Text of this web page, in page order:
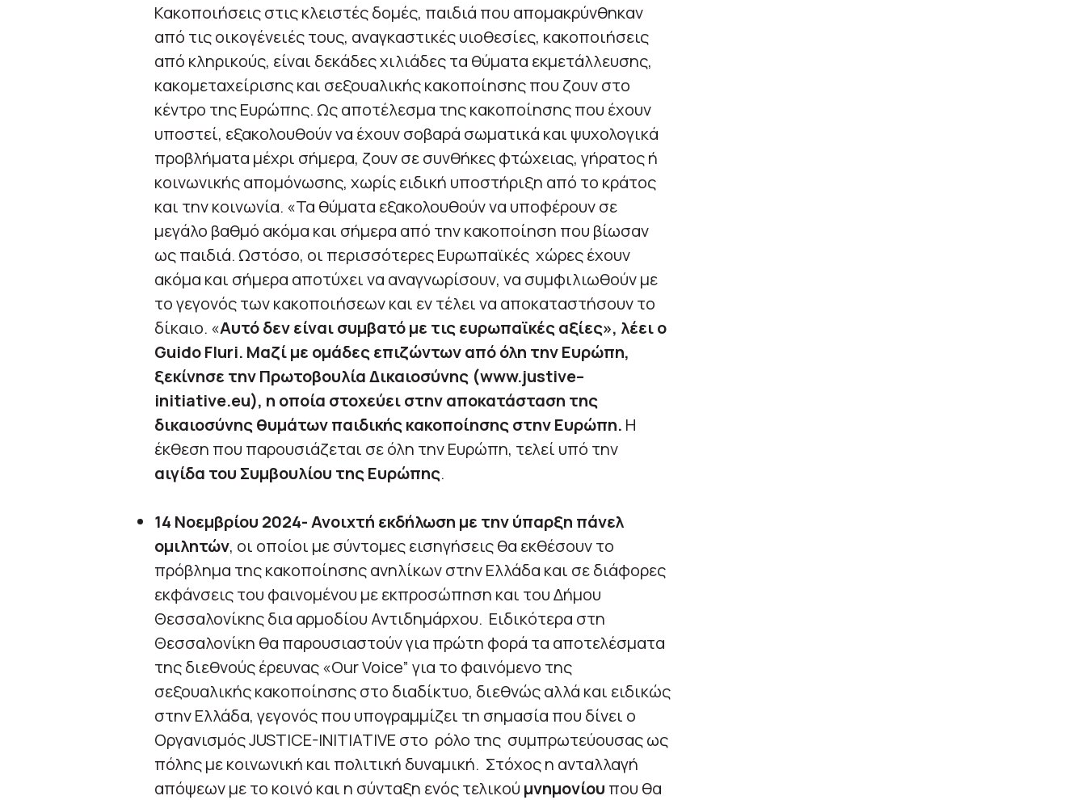
Κακοποιήσεις στις κλειστές δομές, παιδιά που απομακρύνθηκαν
από τις οικογένειές τους, αναγκαστικές υιοθεσίες, κακοποιήσεις
από κληρικούς, είναι δεκάδες χιλιάδες τα θύματα εκμετάλλευσης,
κακομεταχείρισης και σεξουαλικής κακοποίησης που ζουν στο
κέντρο της Ευρώπης. Ως αποτέλεσμα της κακοποίησης που έχουν
υποστεί, εξακολουθούν να έχουν σοβαρά σωματικά και ψυχολογικά
προβλήματα μέχρι σήμερα, ζουν σε συνθήκες φτώχειας, γήρατος ή
κοινωνικής απομόνωσης, χωρίς ειδική υποστήριξη από το κράτος
και την κοινωνία. «Τα θύματα εξακολουθούν να υποφέρουν σε
μεγάλο βαθμό ακόμα και σήμερα από την κακοποίηση που βίωσαν
ως παιδιά. Ωστόσο, οι περισσότερες Ευρωπαϊκές χώρες έχουν
ακόμα και σήμερα αποτύχει να αναγνωρίσουν, να συμφιλιωθούν με
το γεγονός των κακοποιήσεων και εν τέλει να αποκαταστήσουν το
δίκαιο. «Αυτό δεν είναι συμβατό με τις ευρωπαϊκές αξίες», λέει ο
Guido Fluri. Μαζί με ομάδες επιζώντων από όλη την Ευρώπη,
ξεκίνησε την Πρωτοβουλία Δικαιοσύνης (www.justive–
initiative.eu), η οποία στοχεύει στην αποκατάσταση της
δικαιοσύνης θυμάτων παιδικής κακοποίησης στην Ευρώπη. Η
έκθεση που παρουσιάζεται σε όλη την Ευρώπη, τελεί υπό την
αιγίδα του Συμβουλίου της Ευρώπης.
14 Νοεμβρίου 2024- Ανοιχτή εκδήλωση με την ύπαρξη πάνελ
ομιλητών, οι οποίοι με σύντομες εισηγήσεις θα εκθέσουν το
πρόβλημα της κακοποίησης ανηλίκων στην Ελλάδα και σε διάφορες
εκφάνσεις του φαινομένου με εκπροσώπηση και του Δήμου
Θεσσαλονίκης δια αρμοδίου Αντιδημάρχου. Ειδικότερα στη
Θεσσαλονίκη θα παρουσιαστούν για πρώτη φορά τα αποτελέσματα
της διεθνούς έρευνας «Οur Voice” για το φαινόμενο της
σεξουαλικής κακοποίησης στο διαδίκτυο, διεθνώς αλλά και ειδικώς
στην Ελλάδα, γεγονός που υπογραμμίζει τη σημασία που δίνει ο
Οργανισμός JUSTICE-INITIATIVE στο ρόλο της συμπρωτεύουσας ως
πόλης με κοινωνική και πολιτική δυναμική. Στόχος η ανταλλαγή
απόψεων με το κοινό και η σύνταξη ενός τελικού μνημονίου που θα